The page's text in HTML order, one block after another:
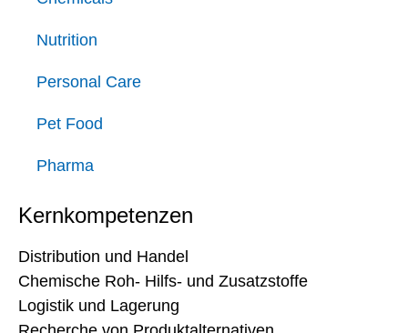
Nutrition
Personal Care
Pet Food
Pharma
Kernkompetenzen
Distribution und Handel
Chemische Roh- Hilfs- und Zusatzstoffe
Logistik und Lagerung